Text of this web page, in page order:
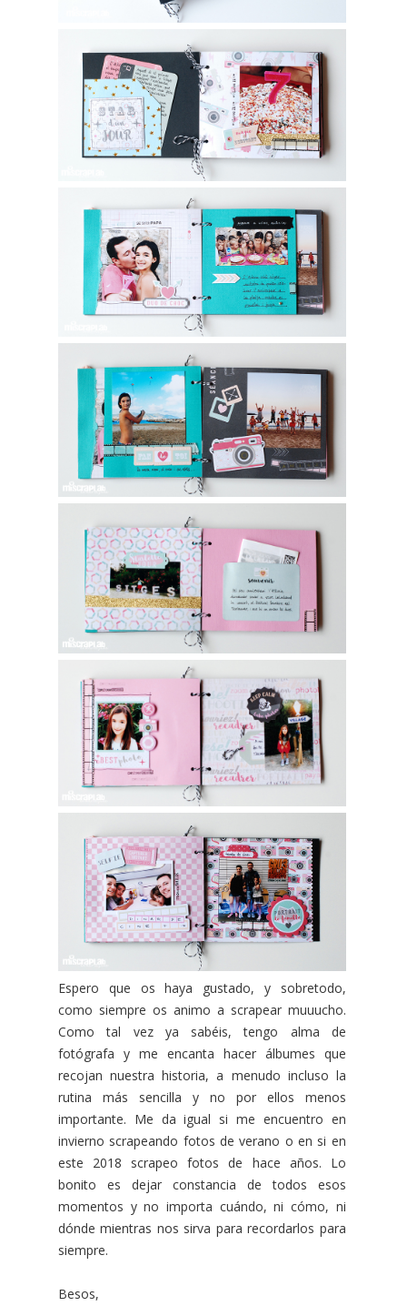
Espero que os haya gustado, y sobretodo,
como siempre os animo a scrapear muuucho.
Como tal vez ya sabéis, tengo alma de
fotógrafa y me encanta hacer álbumes que
recojan nuestra historia, a menudo incluso la
rutina más sencilla y no por ellos menos
importante. Me da igual si me encuentro en
invierno scrapeando fotos de verano o en si en
este 2018 scrapeo fotos de hace años. Lo
bonito es dejar constancia de todos esos
momentos y no importa cuándo, ni cómo, ni
dónde mientras nos sirva para recordarlos para
siempre.
Besos,